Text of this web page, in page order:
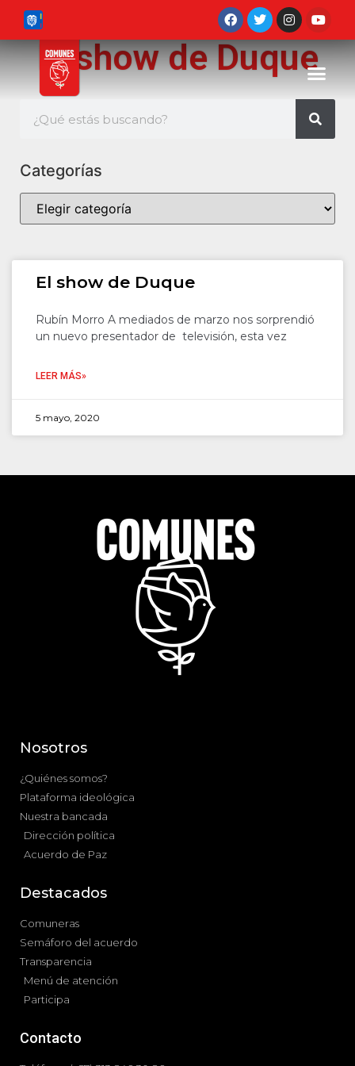
El show de Duque
Categorías
El show de Duque
Rubín Morro A mediados de marzo nos sorprendió
un nuevo presentador de televisión, esta vez
LEER MÁS»
5 mayo, 2020
Nosotros
¿Quiénes somos?
Plataforma ideológica
Nuestra bancada
Dirección política
Acuerdo de Paz
Destacados
Comuneras
Semáforo del acuerdo
Transparencia
Menú de atención
Participa
Contacto